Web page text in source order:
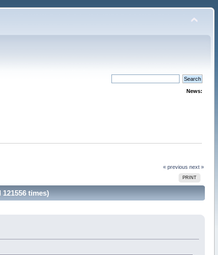
News:
« previous next »
PRINT
times)